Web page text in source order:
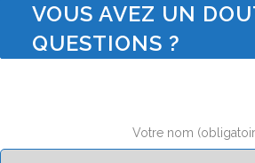
VOUS AVEZ UN
QUESTIONS ?
Votre nom